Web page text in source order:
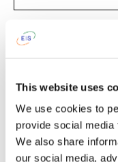
This website uses
We use cookies to
provide social
We also share
our social media,
Tālrunis
Valoda